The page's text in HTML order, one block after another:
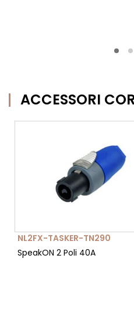
ACCESSORI
NL2FX-TASKER-TN290
SpeakON 2 Poli 40A